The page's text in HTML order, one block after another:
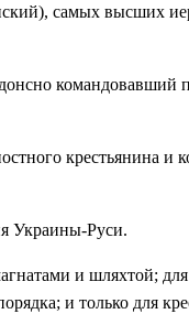
самых высших
командовавший
крестьянина и
Украины-Руси.
и шляхтой; для
и только для